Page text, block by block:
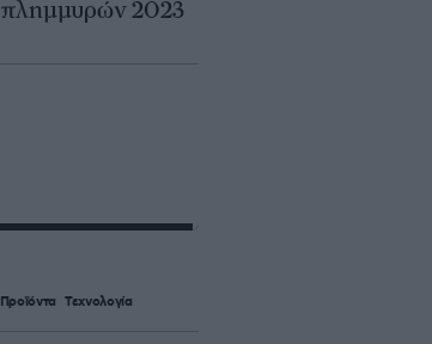
πλημμυρών 2023
Προϊόντα Τεχνολογία